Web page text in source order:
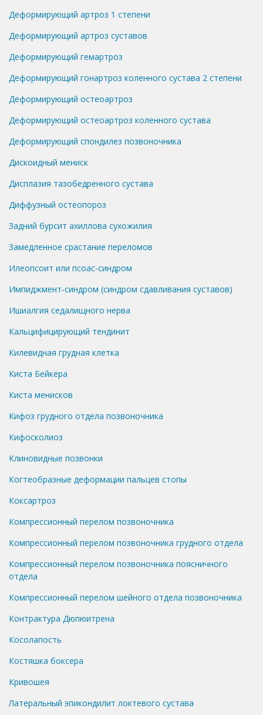
Деформирующий артроз 1 степени
Деформирующий артроз суставов
Деформирующий гемартроз
Деформирующий гонартроз коленного сустава 2 степени
Деформирующий остеоартроз
Деформирующий остеоартроз коленного сустава
Деформирующий спондилез позвоночника
Дискоидный мениск
Дисплазия тазобедренного сустава
Диффузный остеопороз
Задний бурсит ахиллова сухожилия
Замедленное срастание переломов
Илеопсоит или псоас-синдром
Импиджмент-синдром (синдром сдавливания суставов)
Ишиалгия седалищного нерва
Кальцифицирующий тендинит
Килевидная грудная клетка
Киста Бейкера
Киста менисков
Кифоз грудного отдела позвоночника
Кифосколиоз
Клиновидные позвонки
Когтеобразные деформации пальцев стопы
Коксартроз
Компрессионный перелом позвоночника
Компрессионный перелом позвоночника грудного отдела
Компрессионный перелом позвоночника поясничного
отдела
Компрессионный перелом шейного отдела позвоночника
Контрактура Дюпюитрена
Косолапость
Костяшка боксера
Кривошея
Латеральный эпикондилит локтевого сустава